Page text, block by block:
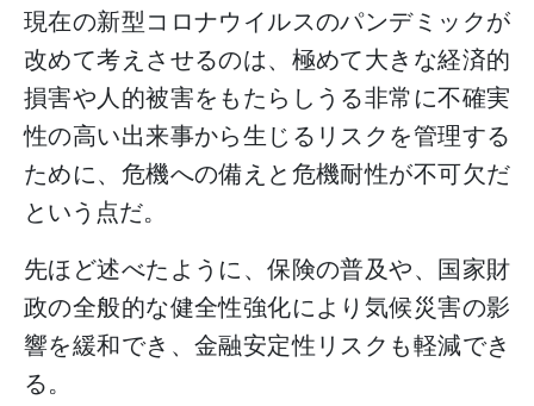
現在の新型コロナウイルスのパンデミックが
改めて考えさせるのは、極めて大きな経済的
損害や人的被害をもたらしうる非常に不確実
性の高い出来事から生じるリスクを管理する
ために、危機への備えと危機耐性が不可欠だ
という点だ。
先ほど述べたように、保険の普及や、国家財
政の全般的な健全性強化により気候災害の影
響を緩和でき、金融安定性リスクも軽減でき
る。